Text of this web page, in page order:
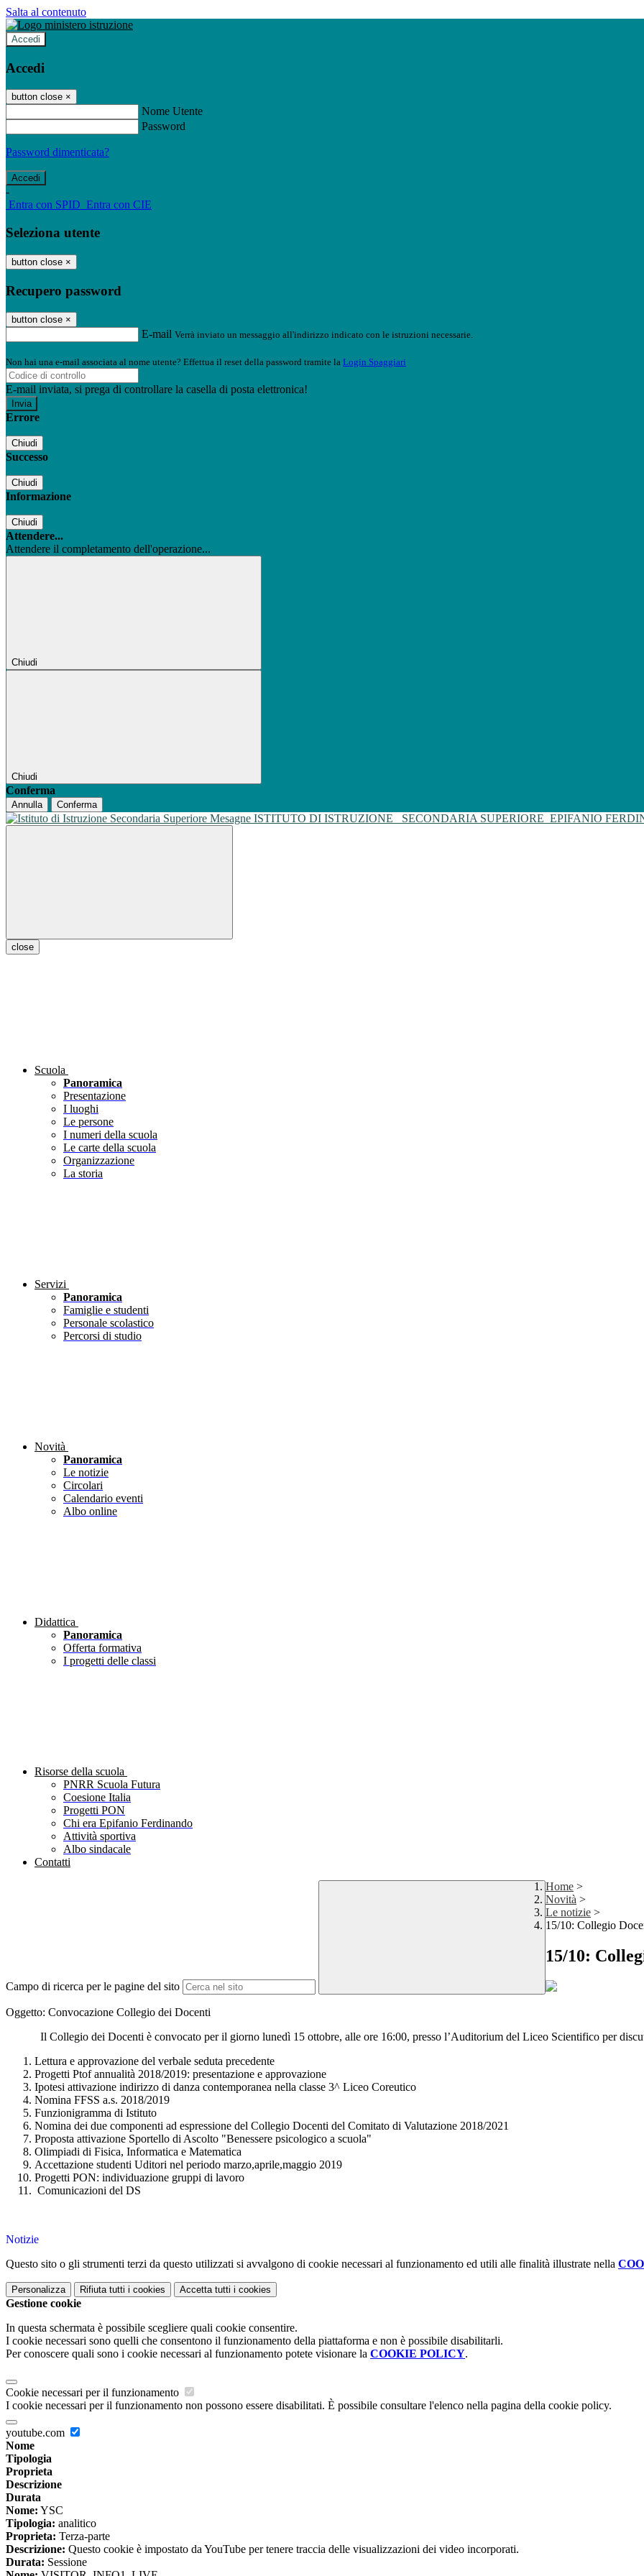
Salta al contenuto
Accedi
Accedi
button close ×
Nome Utente
Password
Password dimenticata?
-
Entra con SPID Entra con CIE
Seleziona utente
button close ×
Recupero password
button close ×
E-mail Verrà inviato un messaggio all'indirizzo indicato con le istruzioni necessarie.
Non hai una e-mail associata al nome utente? Effettua il reset della password tramite la Login Spaggiari
E-mail inviata, si prega di controllare la casella di posta elettronica!
Errore
Chiudi
Successo
Chiudi
Informazione
Chiudi
Attendere...
Attendere il completamento dell'operazione...
Chiudi
Chiudi
Conferma
Annulla Conferma
ISTITUTO DI ISTRUZIONE SECONDARIA SUPERIORE EPIFANIO
close
Scuola
Panoramica
Presentazione
I luoghi
Le persone
I numeri della scuola
Le carte della scuola
Organizzazione
La storia
Servizi
Panoramica
Famiglie e studenti
Personale scolastico
Percorsi di studio
Novità
Panoramica
Le notizie
Circolari
Calendario eventi
Albo online
Didattica
Panoramica
Offerta formativa
I progetti delle classi
Risorse della scuola
PNRR Scuola Futura
Coesione Italia
Progetti PON
Chi era Epifanio Ferdinando
Attività sportiva
Albo sindacale
Contatti
Campo di ricerca per le pagine del sito
Home >
Novità >
Le notizie >
15/10: Collegio
15/10:
Oggetto: Convocazione Collegio dei Docenti
Il Collegio dei Docenti è convocato per il giorno lunedì 15 ottobre, alle ore 16:00, presso l’Auditorium del Liceo Scientifico per
Lettura e approvazione del verbale seduta precedente
Progetti Ptof annualità 2018/2019: presentazione e approvazione
Ipotesi attivazione indirizzo di danza contemporanea nella classe 3^ Liceo Coreutico
Nomina FFSS a.s. 2018/2019
Funzionigramma di Istituto
Nomina dei due componenti ad espressione del Collegio Docenti del Comitato di Valutazione 2018/2021
Proposta attivazione Sportello di Ascolto "Benessere psicologico a scuola"
Olimpiadi di Fisica, Informatica e Matematica
Accettazione studenti Uditori nel periodo marzo,aprile,maggio 2019
Progetti PON: individuazione gruppi di lavoro
Comunicazioni del DS
Notizie
Questo sito o gli strumenti terzi da questo utilizzati si avvalgono di cookie necessari al funzionamento ed utili alle finalità illustrate nella
Personalizza Rifiuta tutti i cookies Accetta tutti i cookies
Gestione cookie
In questa schermata è possibile scegliere quali cookie consentire.
I cookie necessari sono quelli che consentono il funzionamento della piattaforma e non è possibile disabilitarli.
Per conoscere quali sono i cookie necessari al funzionamento potete visionare la COOKIE POLICY.
Cookie necessari per il funzionamento
I cookie necessari per il funzionamento non possono essere disabilitati. È possibile consultare l'elenco nella pagina della cookie policy.
youtube.com
Nome
Tipologia
Proprieta
Descrizione
Durata
Nome: YSC
Tipologia: analitico
Proprieta: Terza-parte
Descrizione: Questo cookie è impostato da YouTube per tenere traccia delle visualizzazioni dei video incorporati.
Durata: Sessione